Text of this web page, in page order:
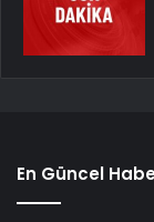
En Güncel